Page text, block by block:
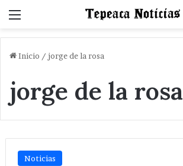
Menu
Inicio / jorge de la rosa
jorge de la rosa
Noticias